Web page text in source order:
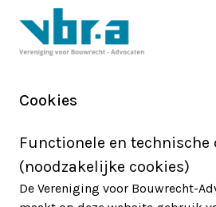
Cookies
Functionele en technische
(noodzakelijke cookies)
De Vereniging voor Bouwrecht-